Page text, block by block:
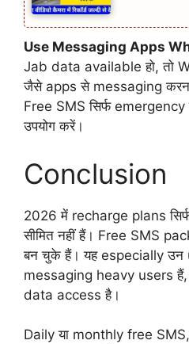
Use Messaging Apps
Jab data available हो, तो
जैसे apps से messaging करना
Free SMS सिर्फ
उपयोग करें।
Conclusion
2026 में recharge plans
सीमित नहीं हैं। Free SMS
बन चुके हैं। यह especially उन
messaging heavy users हैं,
data access है।
Daily या monthly free